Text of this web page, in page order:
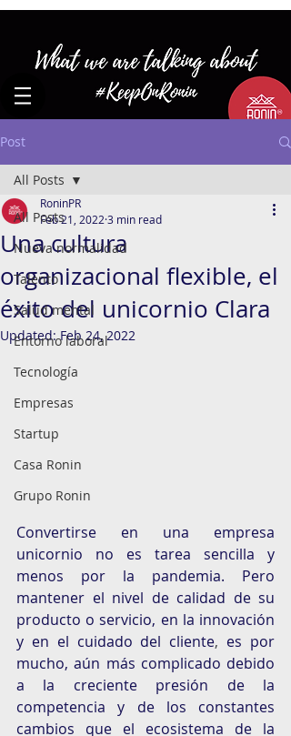
Post
All Posts
Nueva normalidad
Talento
Salud mental
Entorno laboral
Tecnología
Empresas
Startup
Casa Ronin
Grupo Ronin
All Posts
Una cultura
organizacional flexible, el
éxito del unicornio Clara
RoninPR
Feb 21, 2022 3 min read
Updated:Feb 24, 2022
Convertirse en una empresa
unicornio no es tarea sencilla y
menos por la pandemia. Pero
mantener el nivel de calidad de su
producto o servicio, en la innovación
y en el cuidado del cliente, es por
mucho, aún más complicado debido
a la creciente presión de la
competencia y de los constantes
cambios que el ecosistema de la